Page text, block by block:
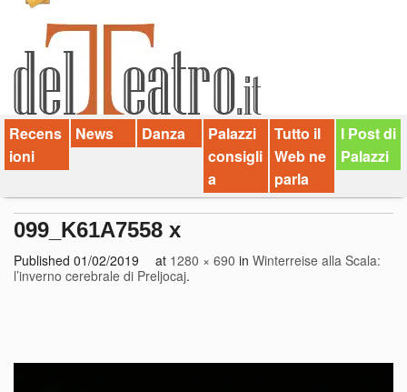
Chi siamo
Contatti
dT in English
Recens
ioni
News Danza
Palazzi
consigli
a
Tutto il
Web ne
parla
I Post di
Palazzi
099_K61A7558 x
Published 01/02/2019 at 1280 × 690 in Winterreise alla Scala:
l’inverno cerebrale di Preljocaj.